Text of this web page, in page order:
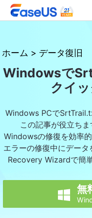
EaseUS
ホーム > データ復旧
Windowsで
クイ
Windows PCで
この記事が役立ち
Windowsの修復を効率
エラーの修復中にデー
Recovery Wizardで簡
 無